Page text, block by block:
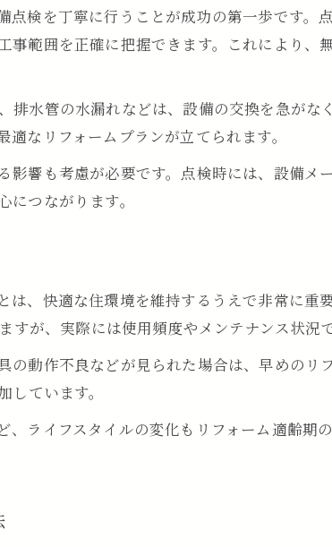
前に確認したい水回りリフォーム補助制度情
ての水回りリフォーム手順と基本知識
りリフォーム業者選定時のチェックポイント
回りリフォーム相談から着工までの流れ
りリフォームの見積もり依頼時の注意点
心を支える水回りリフォームの最新情報
新設備を活用した水回りリフォーム事例紹介
回りリフォームでよくあるトラブル回避策
度を利用したコストを抑える秘訣とは
りリフォーム対象工事の賢い選び方
検を丁寧に行うことが成功の第一歩です。
範囲を正確に把握できます。これにより、
水管の水漏れなどは、設備の交換を急がな
なリフォームプランが立てられます。
響も考慮が必要です。点検時には、設備メ
つながります。
、快適な住環境を維持するうえで非常に重
が、実際には使用頻度やメンテナンス状況
動作不良などが見られた場合は、早めのリ
ています。
ライフスタイルの変化もリフォーム適齢期